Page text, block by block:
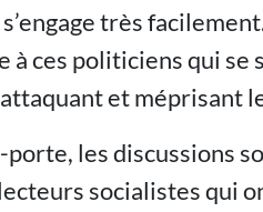
très
à ces politiciens qui
et méprisant
porte, les discussions
socialistes qui